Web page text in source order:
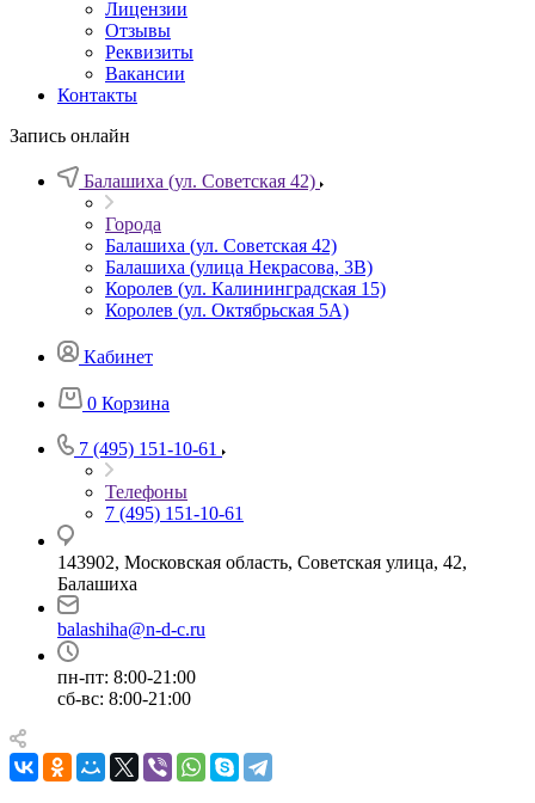
Лицензии
Отзывы
Реквизиты
Вакансии
Контакты
Запись онлайн
Балашиха (ул. Советская 42)
Города
Балашиха (ул. Советская 42)
Балашиха (улица Некрасова, 3В)
Королев (ул. Калининградская 15)
Королев (ул. Октябрьская 5А)
Кабинет
0 Корзина
7 (495) 151-10-61
Телефоны
7 (495) 151-10-61
143902, Московская область, Советская улица, 42,
Балашиха
balashiha@n-d-c.ru
пн-пт: 8:00-21:00
сб-вс: 8:00-21:00